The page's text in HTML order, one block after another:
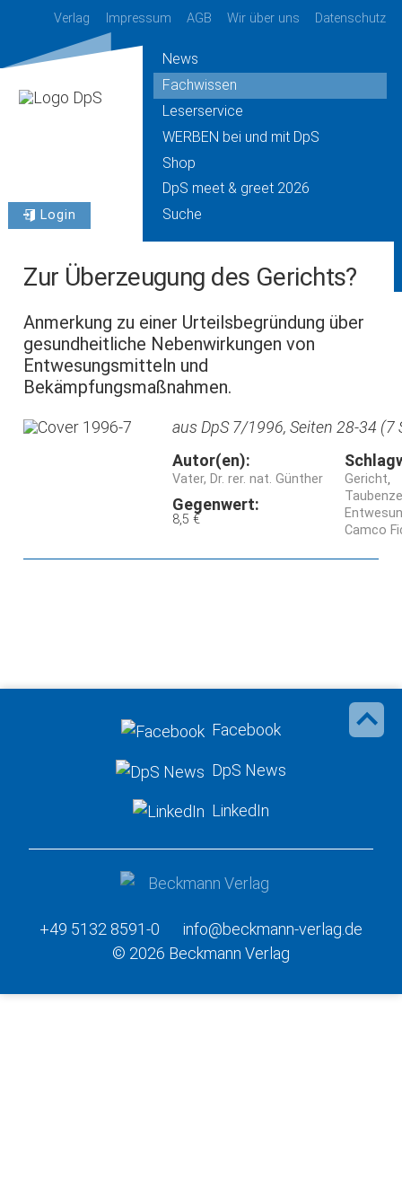
Verlag Impressum AGB Wir über uns Datenschutz
Login
News
Fachwissen
Leserservice
WERBEN bei und mit DpS
Shop
DpS meet & greet 2026
Suche
Zur Überzeugung des Gerichts?
Anmerkung zu einer Urteilsbegründung über
gesundheitliche Nebenwirkungen von
Entwesungsmitteln und
Bekämpfungsmaßnahmen.
aus DpS 7/1996, Seiten 28-34 (7
Autor(en):
Vater, Dr. rer. nat. Günther
Gegenwert:
8,5 €
Gericht
Camco
Facebook
DpS News
LinkedIn
+49 5132 8591-0
info@beckmann-verlag.de
© 2026 Beckmann Verlag